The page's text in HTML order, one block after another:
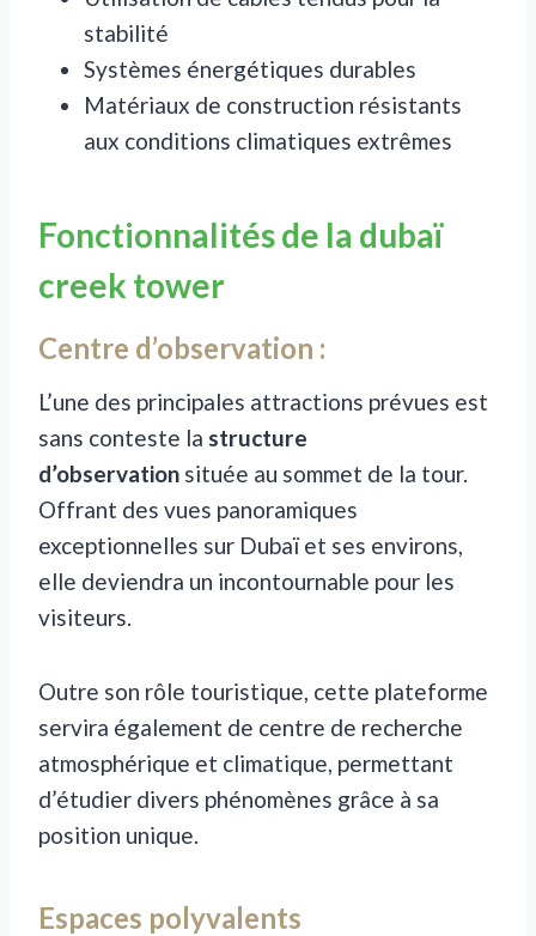
stabilité
Systèmes énergétiques durables
Matériaux de construction résistants
aux conditions climatiques extrêmes
Fonctionnalités de la dubaï
creek tower
Centre d’observation :
L’une des principales attractions prévues est
sans conteste la structure
d’observation située au sommet de la tour.
Offrant des vues panoramiques
exceptionnelles sur Dubaï et ses environs,
elle deviendra un incontournable pour les
visiteurs.
Outre son rôle touristique, cette plateforme
servira également de centre de recherche
atmosphérique et climatique, permettant
d’étudier divers phénomènes grâce à sa
position unique.
Espaces polyvalents